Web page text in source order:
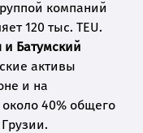
компаний
120 тыс. TEU.
Батумский
активы
и на
40% общего